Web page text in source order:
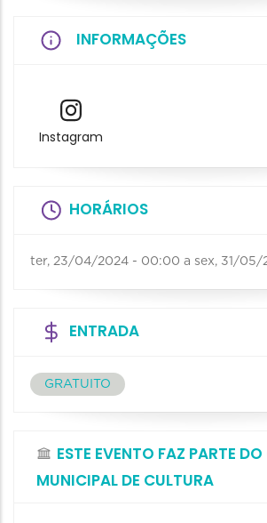
INFORMAÇÕES
Instagram
HORÁRIOS
ter, 23/04/2024 - 00:00 a sex, 31/
ENTRADA
GRATUITO
ESTE EVENTO FAZ PARTE
MUNICIPAL DE CULTURA